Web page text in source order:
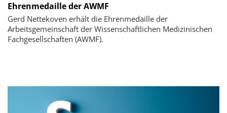
Ehrenmedaille der AWMF
Gerd Nettekoven erhält die Ehrenmedaille der
Arbeitsgemeinschaft der Wissenschaftlichen Medizinischen
Fachgesellschaften (AWMF).